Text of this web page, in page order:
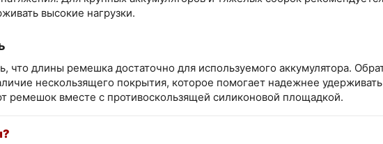
высокие нагрузки.
что длины ремешка достаточно для используемого аккумулятора.
нескользящего покрытия, которое помогает надежнее
ремешок вместе с противоскользящей силиконовой площадкой.